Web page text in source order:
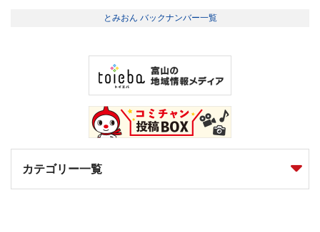
とみおん バックナンバー一覧
カテゴリー一覧